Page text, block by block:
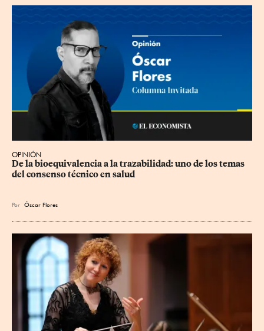
OPINIÓN
De la bioequivalencia a la trazabilidad: uno de los temas
del consenso técnico en salud
Por Óscar Flores